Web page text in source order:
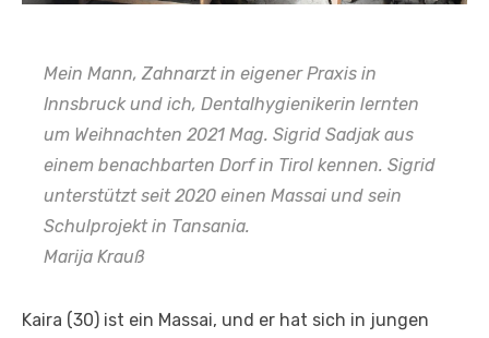
Mein Mann, Zahnarzt in eigener Praxis in
Innsbruck und ich, Dentalhygienikerin lernten
um Weihnachten 2021 Mag. Sigrid Sadjak aus
einem benachbarten Dorf in Tirol kennen. Sigrid
unterstützt seit 2020 einen Massai und sein
Schulprojekt in Tansania.
Marija Krauß
Kaira (30) ist ein Massai, und er hat sich in jungen